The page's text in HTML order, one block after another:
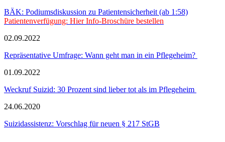
BÄK: Podiumsdiskussion zu Patientensicherheit (ab 1:58)
Patientenverfügung: Hier Info-Broschüre bestellen
02.09.2022
Repräsentative Umfrage: Wann geht man in ein Pflegeheim?
01.09.2022
Weckruf Suizid: 30 Prozent sind lieber tot als im Pflegeheim
24.06.2020
Suizidassistenz: Vorschlag für neuen § 217 StGB